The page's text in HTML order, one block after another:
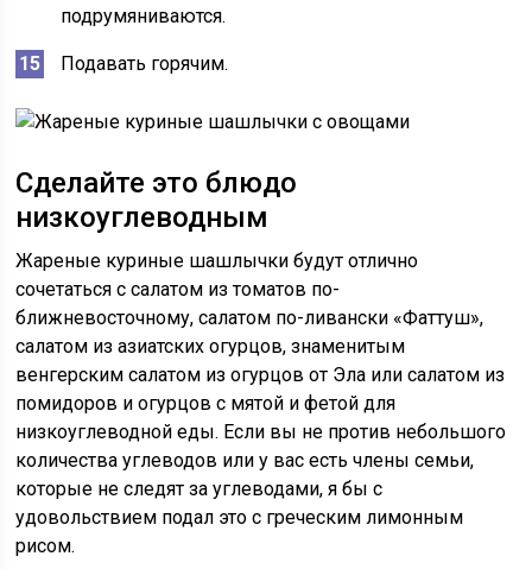
подрумяниваются.
Подавать горячим.
Сделайте это блюдо
низкоуглеводным
Жареные куриные шашлычки будут отлично
сочетаться с салатом из томатов по-
ближневосточному, салатом по-ливански «Фаттуш»,
салатом из азиатских огурцов, знаменитым
венгерским салатом из огурцов от Эла или салатом из
помидоров и огурцов с мятой и фетой для
низкоуглеводной еды. Если вы не против небольшого
количества углеводов или у вас есть члены семьи,
которые не следят за углеводами, я бы с
удовольствием подал это с греческим лимонным
рисом.